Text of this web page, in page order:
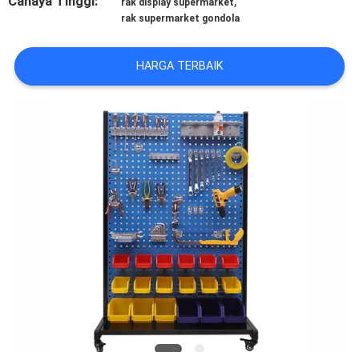
PENAWARAN
SITEMAP
rak display supermarket
rak supermarket gondola
HARGA TERBAIK